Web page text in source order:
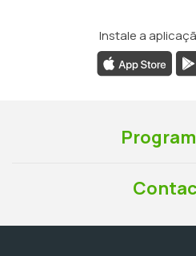
Instale a